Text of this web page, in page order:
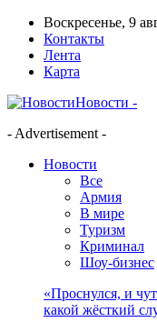
Воскресенье, 9
Контакты
Лента
Карта
Новости -
- Advertisement -
Новости
Все
Армия
В мире
Туризм
Криминал
Шоу-бизнес
«Проснулся, и
какой жёсткий